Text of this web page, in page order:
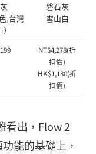
,台灣
磐石灰
雪山白
NT$4,278(折
扣價)
HK$1,130(折
扣價)
看出，Flow 2
能的基礎上，